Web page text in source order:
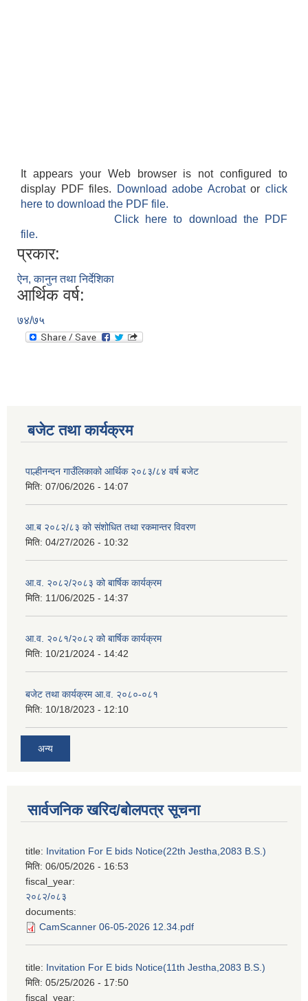
It appears your Web browser is not configured to
display PDF files.
Download adobe Acrobatorclick
here to download the PDF file.
Click here to download the PDF
file.
प्रकार:
ऐन, कानुन तथा निर्देशिका
आर्थिक वर्ष:
७४/७५
बजेट तथा कार्यक्रम
पाल्हीनन्दन गाउँलिकाको आर्थिक २०८३/८४ वर्ष बजेट
मिति: 07/06/2026 - 14:07
आ.ब २०८२/८३ को संशोधित तथा रकमान्तर विवरण
मिति: 04/27/2026 - 10:32
आ.व. २०८२/२०८३ को बार्षिक कार्यक्रम
मिति: 11/06/2025 - 14:37
आ.व. २०८१/२०८२ को बार्षिक कार्यक्रम
मिति: 10/21/2024 - 14:42
बजेट तथा कार्यक्रम आ.व. २०८०-०८१
मिति: 10/18/2023 - 12:10
अन्य
सार्वजनिक खरिद/बोलपत्र सूचना
title: Invitation For E bids Notice(22th Jestha,2083 B.S.)
मिति: 06/05/2026 - 16:53
fiscal_year:
२०८२/०८३
documents:
CamScanner 06-05-2026 12.34.pdf
title: Invitation For E bids Notice(11th Jestha,2083 B.S.)
मिति: 05/25/2026 - 17:50
fiscal_year: